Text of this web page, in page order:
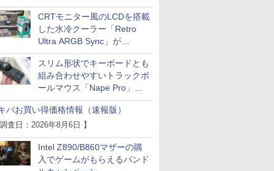
載
CRTモニター風のLCDを搭載
した水冷クーラー「Retro
Ultra ARGB Sync」が
Thermaltakeから
スリム形状でキーボードとも
組み合わせやすいトラックボ
ールマウス「Nape Pro」が
Keychronから
バお買い得価格情報（速報版）
査日：2026年8月6日 】
Intel Z890/B860マザーの購
入でゲームがもらえるバンド